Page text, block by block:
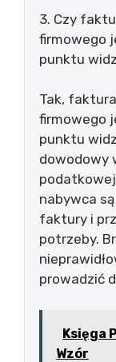
3. Czy
firmowego
punktu
Tak,
firmowego
punktu
dowodowy
nabywca
faktury i
potrzeby.
prowadzić
Księga
Wzór